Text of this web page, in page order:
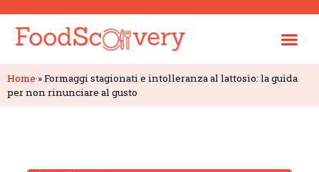
Home »Formaggi stagionati e intolleranza al lattosio: la guida
per non rinunciare al gusto